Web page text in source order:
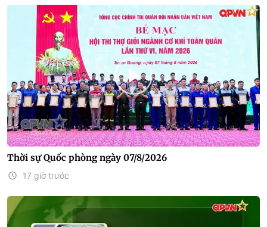
Thời sự Quốc phòng ngày 07/8/2026
17 giờ trước